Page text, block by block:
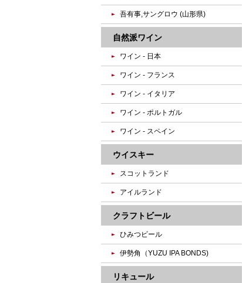
吾有事,サングロウ (山形県)
自然派ワイン
ワイン - 日本
ワイン - フランス
ワイン - イタリア
ワイン - ポルトガル
ワイン - スペイン
ウイスキー
スコットランド
アイルランド
クラフトビール
ひみつビール
伊勢角（YUZU IPA BONDS)
リキュール